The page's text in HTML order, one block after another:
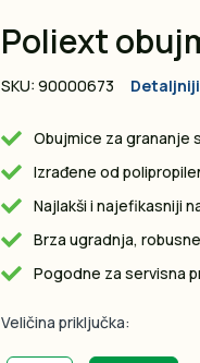
Poliext
SKU: 90000673
Obujmice za grananje
Izrađene od
Najlakši i najefikasniji
Brza ugradnja,
Pogodne za servisna
Veličina priključka: